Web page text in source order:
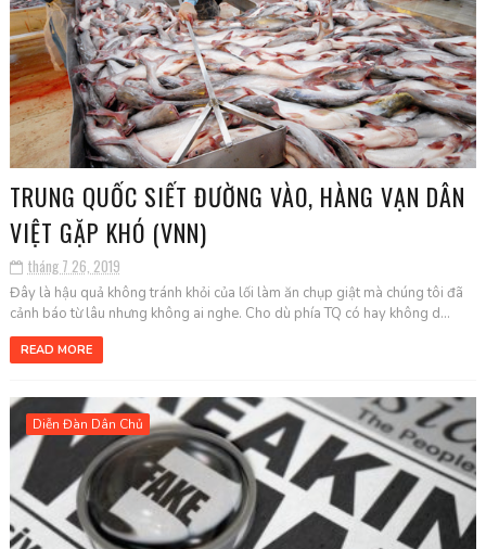
TRUNG QUỐC SIẾT ĐƯỜNG VÀO, HÀNG VẠN DÂN
VIỆT GẶP KHÓ (VNN)
tháng 7 26, 2019
Đây là hậu quả không tránh khỏi của lối làm ăn chụp giật mà chúng tôi đã
cảnh báo từ lâu nhưng không ai nghe. Cho dù phía TQ có hay không d...
READ MORE
Diễn Đàn Dân Chủ